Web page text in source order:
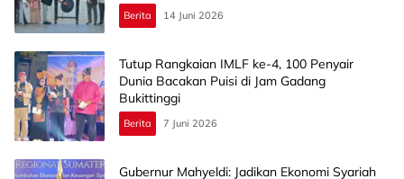
Berita 14 Juni 2026
Tutup Rangkaian IMLF ke-4, 100 Penyair
Dunia Bacakan Puisi di Jam Gadang
Bukittinggi
Berita 7 Juni 2026
Gubernur Mahyeldi: Jadikan Ekonomi Syariah